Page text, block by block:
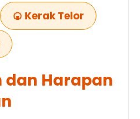
🍘 Kerak Telor
dan Harapan